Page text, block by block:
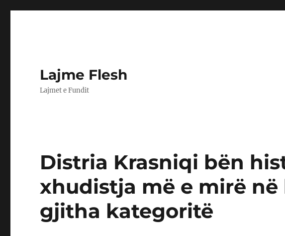
Lajme Flesh
Lajmet e Fundit
Distria Krasniqi bën
xhudistja më e mirë në
gjitha kategoritë